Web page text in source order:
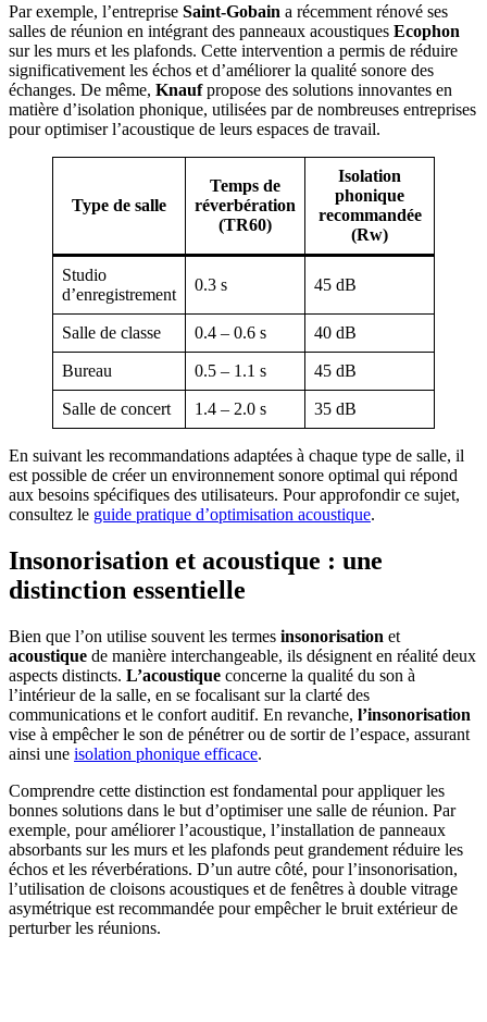
Par exemple, l’entreprise Saint-Gobain a récemment rénové ses
salles de réunion en intégrant des panneaux acoustiques Ecophon
sur les murs et les plafonds. Cette intervention a permis de réduire
significativement les échos et d’améliorer la qualité sonore des
échanges. De même, Knaufpropose des solutions innovantes en
matière d’isolation phonique, utilisées par de nombreuses entreprises
pour optimiser l’acoustique de leurs espaces de travail.
Type de salle
Temps de
réverbération
(TR60)
Isolation
phonique
recommandée
(Rw)
Studio
d’enregistrement
0.3 s 45 dB
Salle de classe 0.4 – 0.6 s 40 dB
Bureau 0.5 – 1.1 s 45 dB
Salle de concert 1.4 – 2.0 s 35 dB
En suivant les recommandations adaptées à chaque type de salle, il
est possible de créer un environnement sonore optimal qui répond
aux besoins spécifiques des utilisateurs. Pour approfondir ce sujet,
consultez le guide pratique d’optimisation acoustique.
Insonorisation et acoustique : une
distinction essentielle
Bien que l’on utilise souvent les termes insonorisation et
acoustique de manière interchangeable, ils désignent en réalité deux
aspects distincts. L’acoustique concerne la qualité du son à
l’intérieur de la salle, en se focalisant sur la clarté des
communications et le confort auditif. En revanche, l’insonorisation
vise à empêcher le son de pénétrer ou de sortir de l’espace, assurant
ainsi une isolation phonique efficace.
Comprendre cette distinction est fondamental pour appliquer les
bonnes solutions dans le but d’optimiser une salle de réunion. Par
exemple, pour améliorer l’acoustique, l’installation de panneaux
absorbants sur les murs et les plafonds peut grandement réduire les
échos et les réverbérations. D’un autre côté, pour l’insonorisation,
l’utilisation de cloisons acoustiques et de fenêtres à double vitrage
asymétrique est recommandée pour empêcher le bruit extérieur de
perturber les réunions.